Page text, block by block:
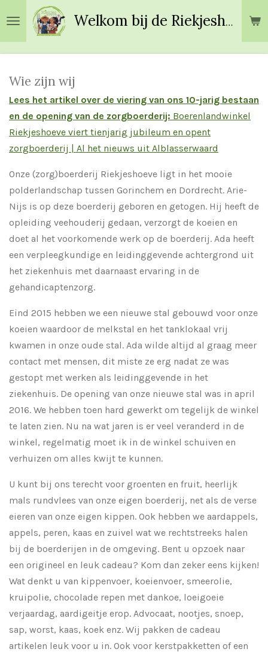
hoofdinhoud
Welkom bij de Riekjeshoeve!
Wie zijn wij
Lees het artikel over de viering van ons 10-jarig bestaan
en de opening van de zorgboerderij: Boerenlandwinkel
Riekjeshoeve viert tienjarig jubileum en opent
zorgboerderij | Al het nieuws uit Alblasserwaard
Onze (zorg)boerderij Riekjeshoeve ligt in het mooie
polderlandschap tussen Gorinchem en Dordrecht. Arie-
Nijs is op deze boerderij geboren en getogen. Hij heeft de
opleiding veehouderij gedaan, verzorgt de koeien en
doet al het voorkomende werk op de boerderij. Ada heeft
een verpleegkundige en leidinggevende achtergrond uit
het ziekenhuis met daarnaast ervaring in de
gehandicaptenzorg.
Eind 2015 hebben we een nieuwe stal gebouwd voor onze
koeien waardoor de melkstal en het tanklokaal vrij
kwamen in onze oude stal. Ada wilde altijd al graag meer
contact met mensen, dit miste ze erg nadat ze was
gestopt met werken als leidinggevende in het
ziekenhuis. De opening van onze nieuwe stal was in april
2016. We hebben toen hard gewerkt om tegelijk de winkel
te laten zien. Nu na wat jaren is er veel veranderd in de
winkel, regelmatig moet ik in de winkel schuiven en
verhuizen om alles kwijt te kunnen.
U kunt bij ons terecht voor groenten en fruit, heerlijk
mals rundvlees van onze eigen boerderij, net als de verse
eieren van onze eigen kippen. Ook hebben we aardappels,
appels, peren, kaas en zuivel wat we rechtstreeks halen
bij de boerderijen in de omgeving. Bent u opzoek naar
een origineel en leuk cadeau? Kom dan zeker eens kijken!
Wat denkt u van kippenvoer, koeienvoer, smeerolie,
kruipolie, chocolade repen met dankoe, loeigoeie
verjaardag, aardigeitje erop. Advocaat, nootjes, snoep,
sap, worst, kaas, koek enz. Wij pakken de cadeau
artikelen leuk voor u in. Ook voor kerstpakketten of een